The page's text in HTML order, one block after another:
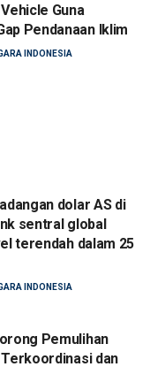
Guna
Pendanaan Iklim
INDONESIA
dolar AS di
sentral global
terendah dalam 25
INDONESIA
Pemulihan
Terkoordinasi dan